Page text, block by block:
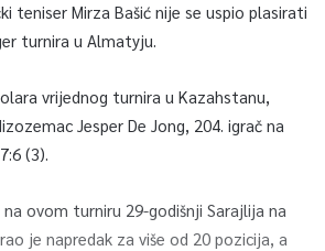
teniser Mirza Bašić nije se uspio plasirati
turnira u Almatyju.
vrijednog turnira u Kazahstanu,
Jesper De Jong, 204. igrač na
(3).
ovom turniru 29-godišnji Sarajlija na
je napredak za više od 20 pozicija, a